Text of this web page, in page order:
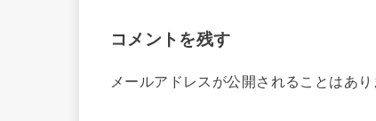
コメントを残す
メールアドレスが公開されることはあり